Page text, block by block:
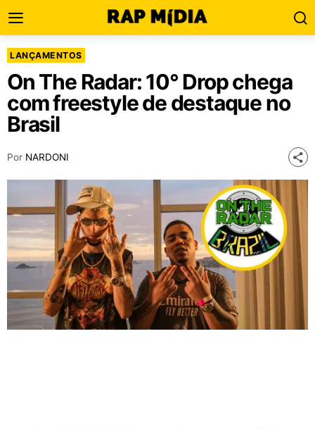
LANÇAMENTOS
On The Radar: 10° Drop chega
com freestyle de destaque no
Brasil
Por NARDONI